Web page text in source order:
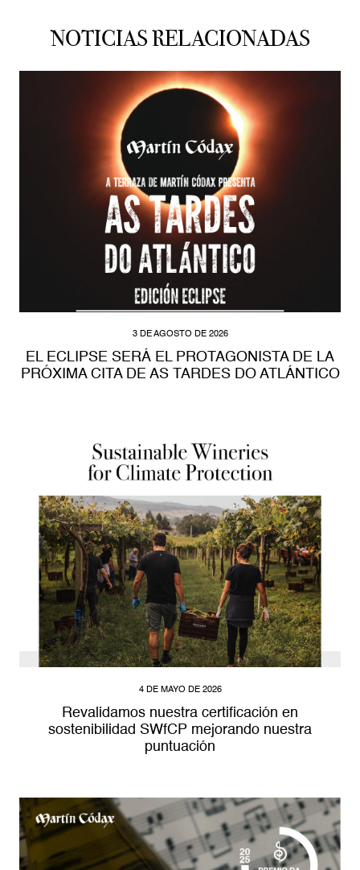
NOTICIAS RELACIONADAS
3 DE AGOSTO DE 2026
EL ECLIPSE SERÁ EL PROTAGONISTA DE LA
PRÓXIMA CITA DE AS TARDES DO ATLÁNTICO
4 DE MAYO DE 2026
Revalidamos nuestra certificación en
sostenibilidad SWfCP mejorando nuestra
puntuación